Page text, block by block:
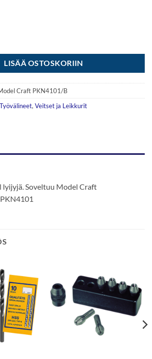
LISÄÄ OSTOSKORIIN
Craft PKN4101/B
, Veitset ja Leikkurit
lyijyjä. Soveltuu Model Craft